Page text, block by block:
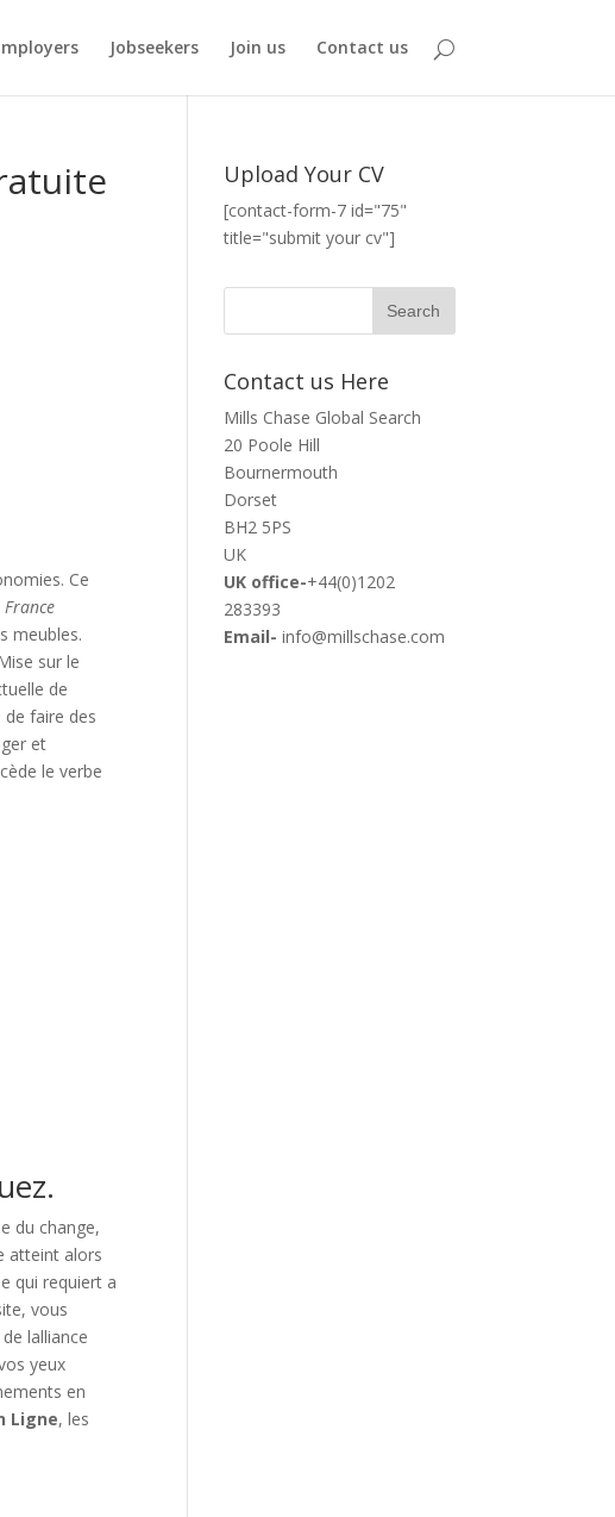
Jobseekers Join us Contact us
Ce
France
meubles.
sur le
de
faire des
et
le verbe
du change,
atteint alors
qui requiert a
vous
lalliance
yeux
en
Ligne, les
Upload Your CV
[contact-form-7 id="75"
title="submit your cv"]
Contact us Here
Mills Chase Global Search
20 Poole Hill
Bournermouth
Dorset
BH2 5PS
UK
UK office-+44(0)1202
283393
Email- info@millschase.com